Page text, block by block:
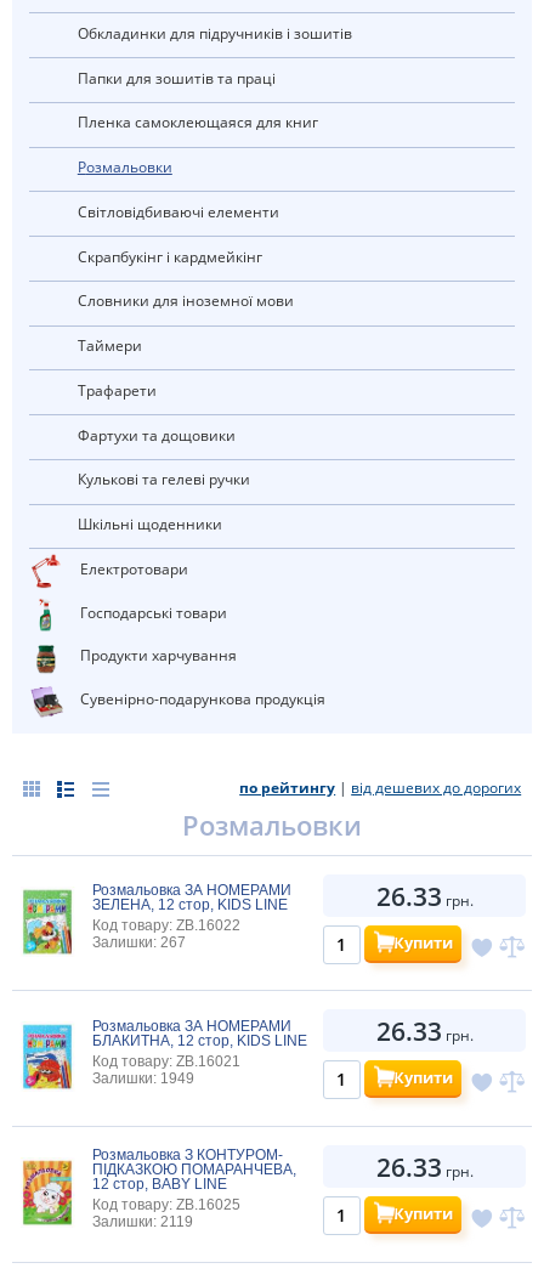
Обкладинки для підручників і зошитів
Папки для зошитів та праці
Пленка самоклеющаяся для книг
Розмальовки
Світловідбиваючі елементи
Скрапбукінг і кардмейкінг
Словники для іноземної мови
Таймери
Трафарети
Фартухи та дощовики
Кулькові та гелеві ручки
Шкільні щоденники
електротовари
Господарські товари
Продукти харчування
Сувенірно-подарункова продукція
по рейтингу | від дешевих до дорогих
Розмальовки
Розмальовка ЗА НОМЕРАМИ
ЗЕЛЕНА, 12 стор, KIDS LINE
Код товару: ZB.16022
Залишки: 267
26.33 грн.
Купити
Розмальовка ЗА НОМЕРАМИ
БЛАКИТНА, 12 стор, KIDS LINE
Код товару: ZB.16021
Залишки: 1949
26.33 грн.
Купити
Розмальовка З КОНТУРОМ-
ПІДКАЗКОЮ ПОМАРАНЧЕВА,
12 стор, BABY LINE
Код товару: ZB.16025
Залишки: 2119
26.33 грн.
Купити